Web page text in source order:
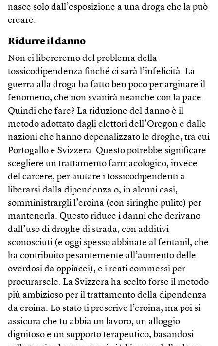
nasce solo dall’esposizione a una droga che la può
creare.
Ridurre il danno
Non ci libereremo del problema della
tossicodipendenza finché ci sarà l’infelicità. La
guerra alla droga ha fatto ben poco per arginare il
fenomeno, che non svanirà neanche con la pace.
Quindi che fare? La riduzione del danno è il
metodo adottato dagli elettori dell’Oregon e dalle
nazioni che hanno depenalizzato le droghe, tra cui
Portogallo e Svizzera. Questo potrebbe significare
scegliere un trattamento farmacologico, invece
del carcere, per aiutare i tossicodipendenti a
liberarsi dalla dipendenza o, in alcuni casi,
somministrargli l’eroina (con siringhe pulite) per
mantenerla. Questo riduce i danni che derivano
dall’uso di droghe di strada, con additivi
sconosciuti (e oggi spesso abbinate al fentanil, che
ha contribuito pesantemente all’aumento delle
overdosi da oppiacei), e i reati commessi per
procurarsele. La Svizzera ha scelto forse il metodo
più ambizioso per il trattamento della dipendenza
da eroina. Lo stato ti prescrive l’eroina, ma poi si
assicura che tu abbia un lavoro, un alloggio
dignitoso e un supporto terapeutico, basandosi